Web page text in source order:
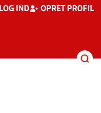
LOG IND OPRET PROFIL